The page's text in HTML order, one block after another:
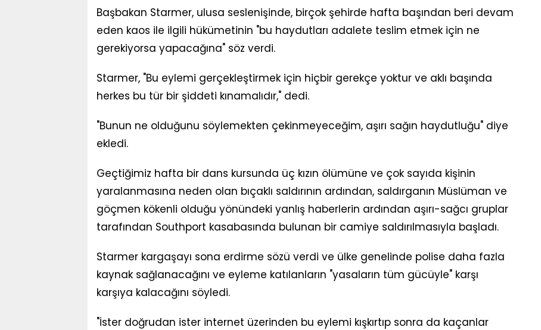
Başbakan Starmer, ulusa seslenişinde, birçok şehirde hafta başından beri devam
eden kaos ile ilgili hükümetinin "bu haydutları adalete teslim etmek için ne
gerekiyorsa yapacağına" söz verdi.
Starmer, "Bu eylemi gerçekleştirmek için hiçbir gerekçe yoktur ve aklı başında
herkes bu tür bir şiddeti kınamalıdır," dedi.
"Bunun ne olduğunu söylemekten çekinmeyeceğim, aşırı sağın haydutluğu" diye
ekledi.
Geçtiğimiz hafta bir dans kursunda üç kızın ölümüne ve çok sayıda kişinin
yaralanmasına neden olan bıçaklı saldırının ardından, saldırganın Müslüman ve
göçmen kökenli olduğu yönündeki yanlış haberlerin ardından aşırı-sağcı gruplar
tarafından Southport kasabasında bulunan bir camiye saldırılmasıyla başladı.
Starmer kargaşayı sona erdirme sözü verdi ve ülke genelinde polise daha fazla
kaynak sağlanacağını ve eyleme katılanların "yasaların tüm gücüyle" karşı
karşıya kalacağını söyledi.
"İster doğrudan ister internet üzerinden bu eylemi kışkırtıp sonra da kaçanlar